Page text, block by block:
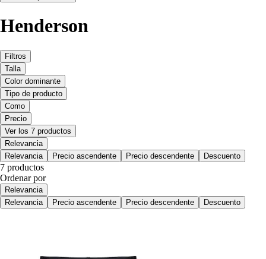
Henderson
Filtros
Talla
Color dominante
Tipo de producto
Como
Precio
Ver los 7 productos
Relevancia
Relevancia
Precio ascendente Precio descendente Descuento
7 productos
Ordenar por
Relevancia
Relevancia
Precio ascendente Precio descendente Descuento